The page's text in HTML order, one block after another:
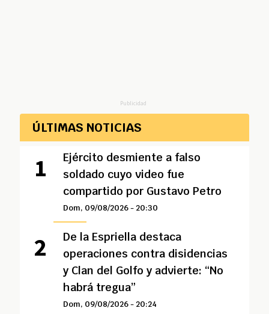
Publicidad
ÚLTIMAS NOTICIAS
Ejército desmiente a falso
soldado cuyo video fue
compartido por Gustavo Petro
Dom, 09/08/2026 - 20:30
De la Espriella destaca
operaciones contra disidencias
y Clan del Golfo y advierte: “No
habrá tregua”
Dom, 09/08/2026 - 20:24